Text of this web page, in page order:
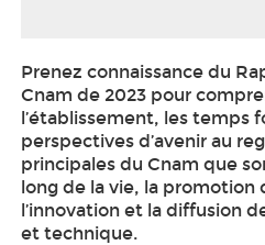
Prenez connaissance du
Cnam de 2023 pour
l’établissement, les temps
perspectives d’avenir au
principales du Cnam que
long de la vie, la promotion
l’innovation et la diffusion
et technique.